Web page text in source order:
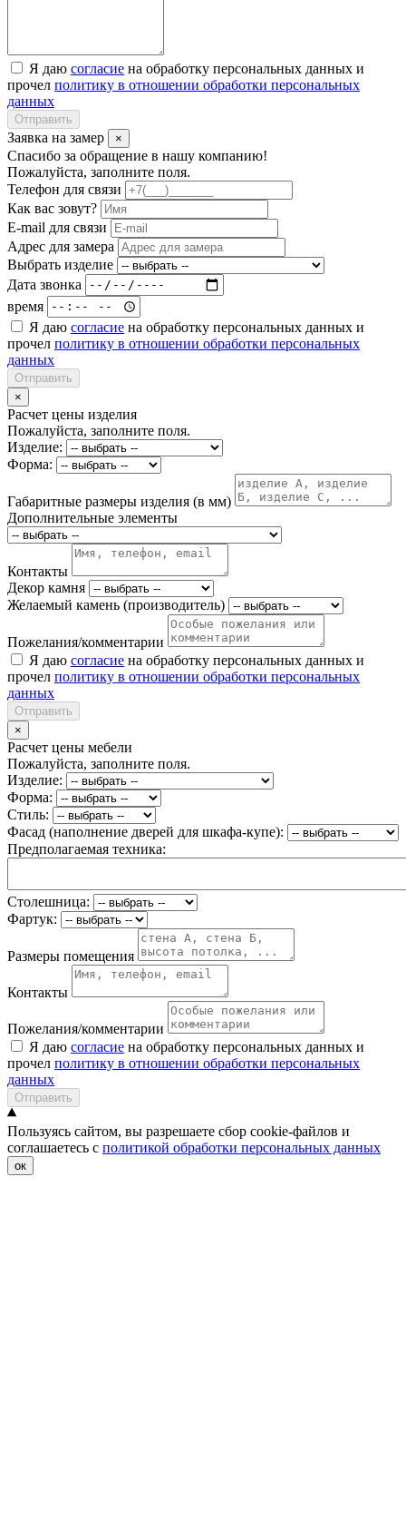
Я даю согласие на обработку персональных данных и
прочел политику в отношении обработки персональных
данных
Отправить
Заявка на замер ×
Спасибо за обращение в нашу компанию!
Пожалуйста, заполните поля.
Телефон для связи
Как вас зовут?
E-mail для связи
Адрес для замера
Выбрать изделие
Дата звонка
время
Я даю согласие на обработку персональных данных и
прочел политику в отношении обработки персональных
данных
Отправить
×
Расчет цены изделия
Пожалуйста, заполните поля.
Изделие:
Форма:
Габаритные размеры изделия (в мм)
Дополнительные элементы
Контакты
Декор камня
Желаемый камень (производитель)
Пожелания/комментарии
Я даю согласие на обработку персональных данных и
прочел политику в отношении обработки персональных
данных
Отправить
×
Расчет цены мебели
Пожалуйста, заполните поля.
Изделие:
Форма:
Стиль:
Фасад (наполнение дверей для шкафа-купе):
Предполагаемая техника:
Столешница:
Фартук:
Размеры помещения
Контакты
Пожелания/комментарии
Я даю согласие на обработку персональных данных и
прочел политику в отношении обработки персональных
данных
Отправить
Пользуясь сайтом, вы разрешаете сбор cookie-файлов и
соглашаетесь с политикой обработки персональных данных
ок